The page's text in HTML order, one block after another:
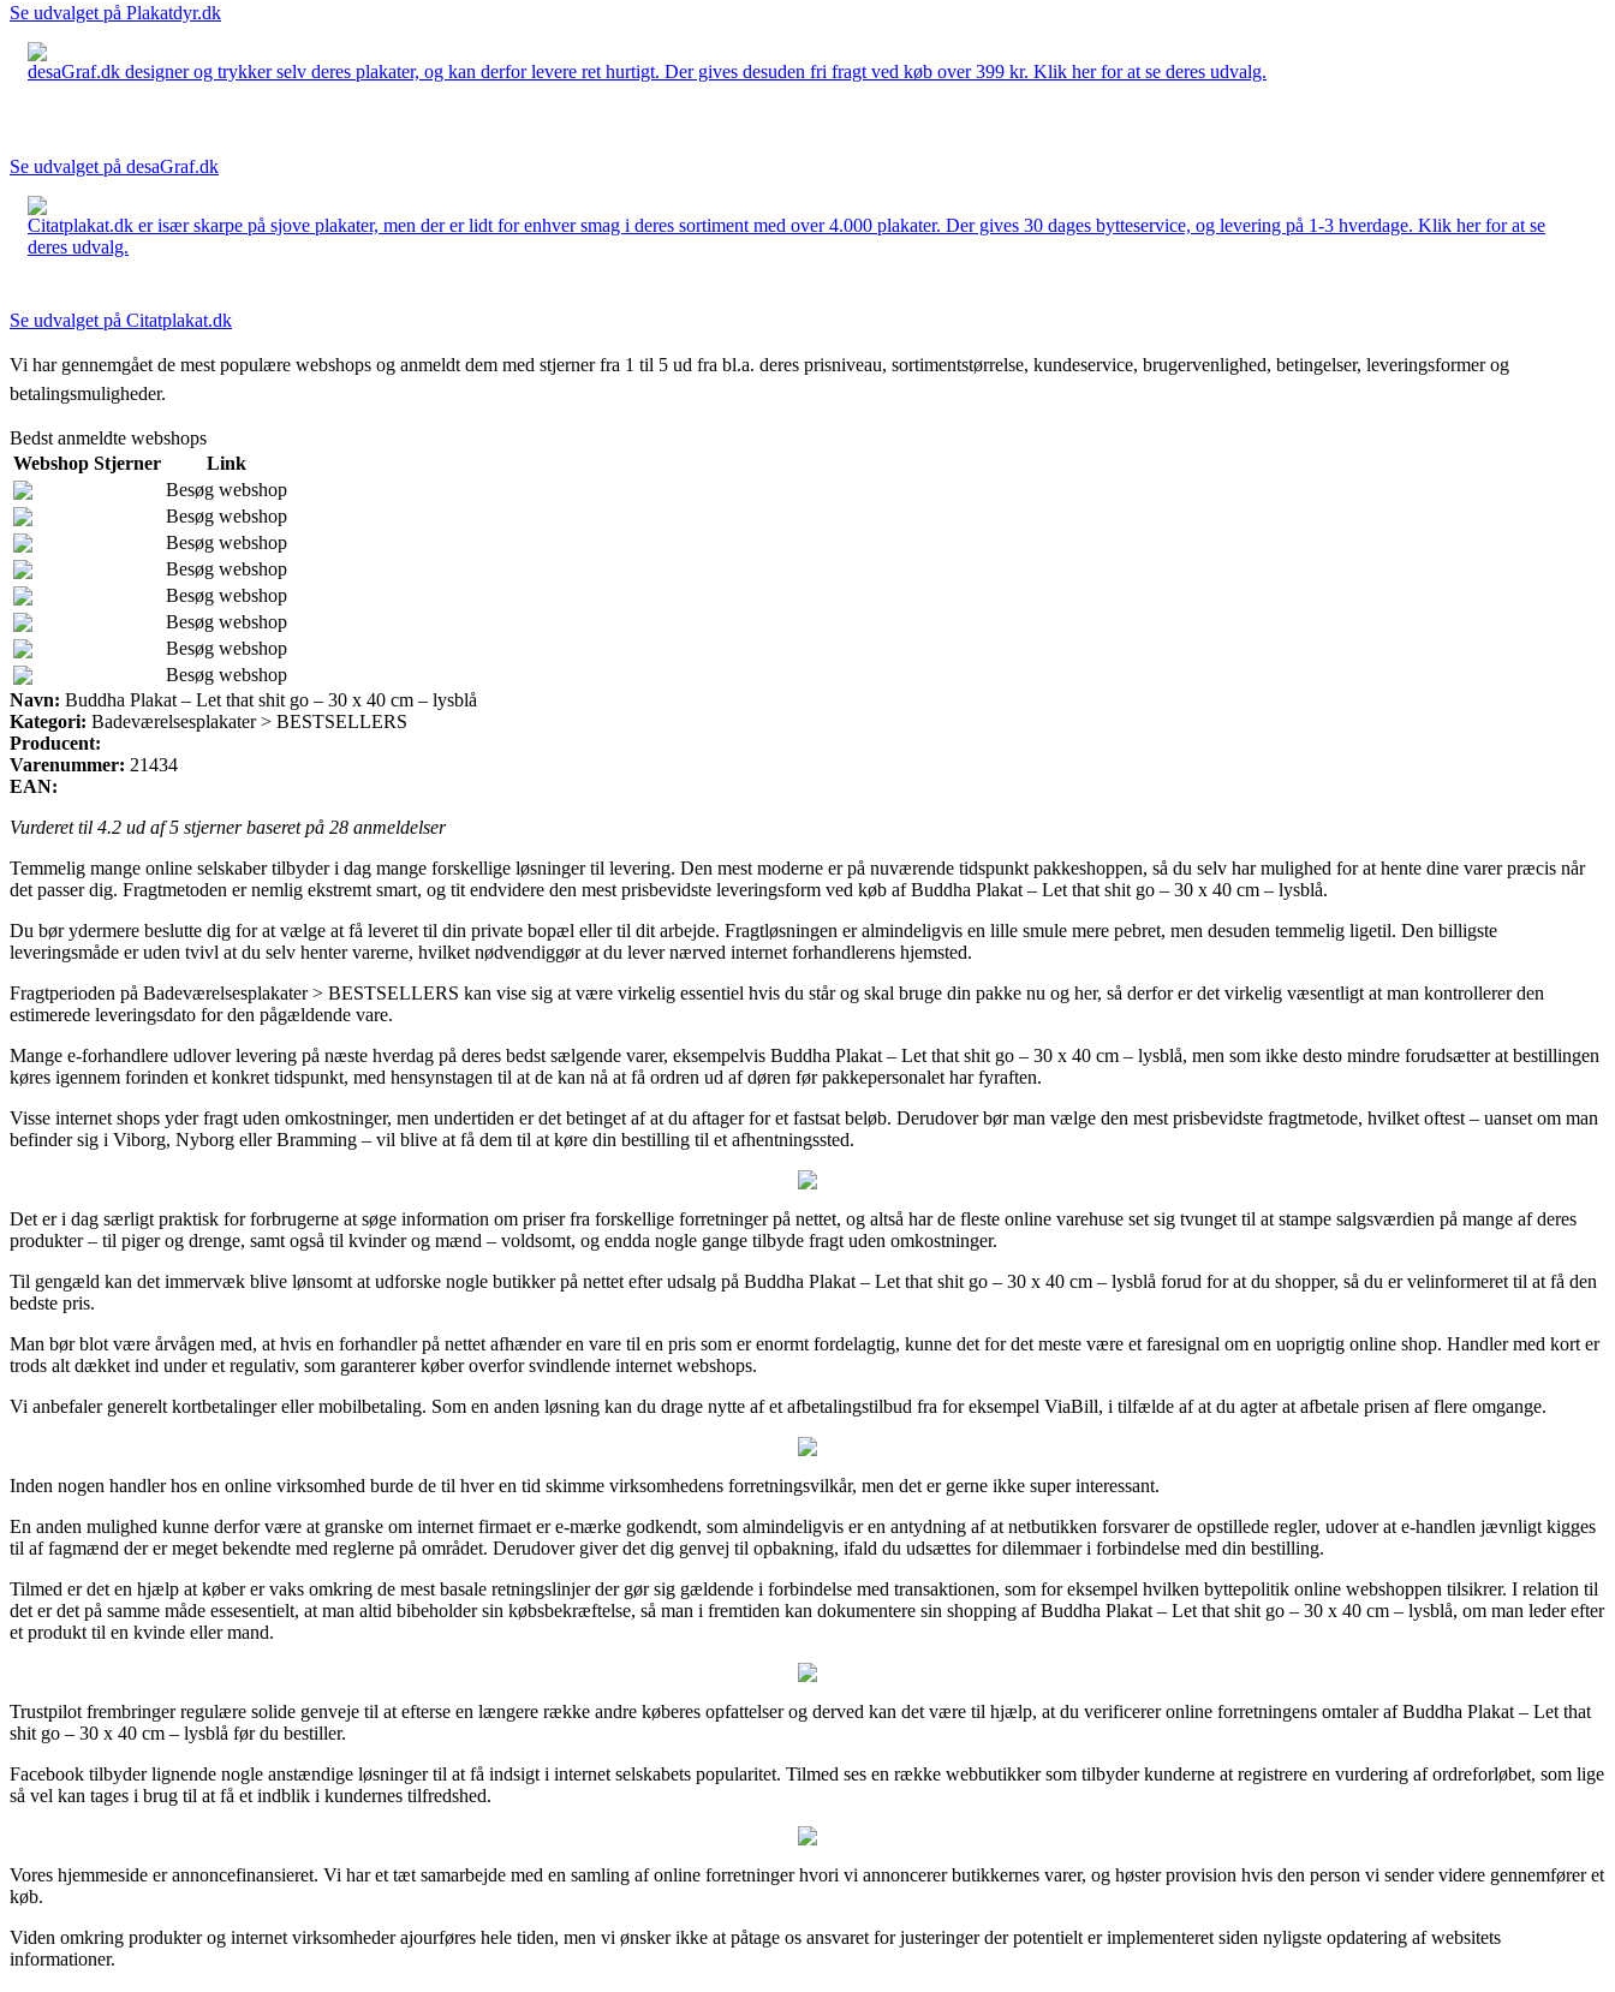
Se udvalget på Plakatdyr.dk
desaGraf.dk designer og trykker selv deres plakater, og kan derfor levere ret hurtigt. Der gives desuden fri fragt ved køb over 399 kr. Klik her for at se deres udvalg.
Se udvalget på desaGraf.dk
Citatplakat.dk er især skarpe på sjove plakater, men der er lidt for enhver smag i deres sortiment med over 4.000 plakater. Der gives 30 dages bytteservice, og levering på 1-3 hverdage. Klik her for at se
deres udvalg.
Se udvalget på Citatplakat.dk
Vi har gennemgået de mest populære webshops og anmeldt dem med stjerner fra 1 til 5 ud fra bl.a. deres prisniveau, sortimentstørrelse, kundeservice, brugervenlighed, betingelser, leveringsformer og
betalingsmuligheder.
Bedst anmeldte webshops
Webshop Stjerner
Link
Besøg webshop
Besøg webshop
Besøg webshop
Besøg webshop
Besøg webshop
Besøg webshop
Besøg webshop
Besøg webshop
Navn: Buddha Plakat – Let that shit go – 30 x 40 cm – lysblå
Kategori: Badeværelsesplakater > BESTSELLERS
Producent:
Varenummer: 21434
EAN:
Vurderet til 4.2 ud af 5 stjerner baseret på 28 anmeldelser
Temmelig mange online selskaber tilbyder i dag mange forskellige løsninger til levering. Den mest moderne er på nuværende tidspunkt pakkeshoppen, så du selv har mulighed for at hente dine varer præcis når
det passer dig. Fragtmetoden er nemlig ekstremt smart, og tit endvidere den mest prisbevidste leveringsform ved køb af Buddha Plakat – Let that shit go – 30 x 40 cm – lysblå.
Du bør ydermere beslutte dig for at vælge at få leveret til din private bopæl eller til dit arbejde. Fragtløsningen er almindeligvis en lille smule mere pebret, men desuden temmelig ligetil. Den billigste
leveringsmåde er uden tvivl at du selv henter varerne, hvilket nødvendiggør at du lever nærved internet forhandlerens hjemsted.
Fragtperioden på Badeværelsesplakater > BESTSELLERS kan vise sig at være virkelig essentiel hvis du står og skal bruge din pakke nu og her, så derfor er det virkelig væsentligt at man kontrollerer den
estimerede leveringsdato for den pågældende vare.
Mange e-forhandlere udlover levering på næste hverdag på deres bedst sælgende varer, eksempelvis Buddha Plakat – Let that shit go – 30 x 40 cm – lysblå, men som ikke desto mindre forudsætter at bestillingen
køres igennem forinden et konkret tidspunkt, med hensynstagen til at de kan nå at få ordren ud af døren før pakkepersonalet har fyraften.
Visse internet shops yder fragt uden omkostninger, men undertiden er det betinget af at du aftager for et fastsat beløb. Derudover bør man vælge den mest prisbevidste fragtmetode, hvilket oftest – uanset om man
befinder sig i Viborg, Nyborg eller Bramming – vil blive at få dem til at køre din bestilling til et afhentningssted.
Det er i dag særligt praktisk for forbrugerne at søge information om priser fra forskellige forretninger på nettet, og altså har de fleste online varehuse set sig tvunget til at stampe salgsværdien på mange af deres
produkter – til piger og drenge, samt også til kvinder og mænd – voldsomt, og endda nogle gange tilbyde fragt uden omkostninger.
Til gengæld kan det immervæk blive lønsomt at udforske nogle butikker på nettet efter udsalg på Buddha Plakat – Let that shit go – 30 x 40 cm – lysblå forud for at du shopper, så du er velinformeret til at få den
bedste pris.
Man bør blot være årvågen med, at hvis en forhandler på nettet afhænder en vare til en pris som er enormt fordelagtig, kunne det for det meste være et faresignal om en uoprigtig online shop. Handler med kort er
trods alt dækket ind under et regulativ, som garanterer køber overfor svindlende internet webshops.
Vi anbefaler generelt kortbetalinger eller mobilbetaling. Som en anden løsning kan du drage nytte af et afbetalingstilbud fra for eksempel ViaBill, i tilfælde af at du agter at afbetale prisen af flere omgange.
Inden nogen handler hos en online virksomhed burde de til hver en tid skimme virksomhedens forretningsvilkår, men det er gerne ikke super interessant.
En anden mulighed kunne derfor være at granske om internet firmaet er e-mærke godkendt, som almindeligvis er en antydning af at netbutikken forsvarer de opstillede regler, udover at e-handlen jævnligt kigges
til af fagmænd der er meget bekendte med reglerne på området. Derudover giver det dig genvej til opbakning, ifald du udsættes for dilemmaer i forbindelse med din bestilling.
Tilmed er det en hjælp at køber er vaks omkring de mest basale retningslinjer der gør sig gældende i forbindelse med transaktionen, som for eksempel hvilken byttepolitik online webshoppen tilsikrer. I relation til
det er det på samme måde essesentielt, at man altid bibeholder sin købsbekræftelse, så man i fremtiden kan dokumentere sin shopping af Buddha Plakat – Let that shit go – 30 x 40 cm – lysblå, om man leder efter
et produkt til en kvinde eller mand.
Trustpilot frembringer regulære solide genveje til at efterse en længere række andre køberes opfattelser og derved kan det være til hjælp, at du verificerer online forretningens omtaler af Buddha Plakat – Let that
shit go – 30 x 40 cm – lysblå før du bestiller.
Facebook tilbyder lignende nogle anstændige løsninger til at få indsigt i internet selskabets popularitet. Tilmed ses en række webbutikker som tilbyder kunderne at registrere en vurdering af ordreforløbet, som lige
så vel kan tages i brug til at få et indblik i kundernes tilfredshed.
Vores hjemmeside er annoncefinansieret. Vi har et tæt samarbejde med en samling af online forretninger hvori vi annoncerer butikkernes varer, og høster provision hvis den person vi sender videre gennemfører et
køb.
Viden omkring produkter og internet virksomheder ajourføres hele tiden, men vi ønsker ikke at påtage os ansvaret for justeringer der potentielt er implementeret siden nyligste opdatering af websitets
informationer.